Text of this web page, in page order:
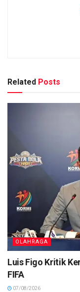
Related Posts
OLAHRAGA
Luis Figo Kritik
FIFA
07/08/2026